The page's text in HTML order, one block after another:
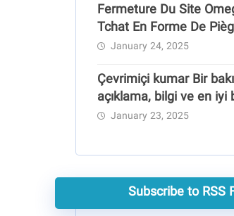
Fermeture Du Site
Tchat En Forme De
Pédocriminel
January 24, 2025
Çevrimiçi kumar Bir
açıklama, bilgi ve en iyi
siteleri
January 23, 2025
Subscribe to RSS